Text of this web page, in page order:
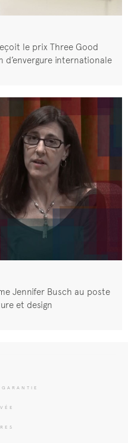
le prix Three Good
d’envergure internationale
Jennifer Busch au poste
et design